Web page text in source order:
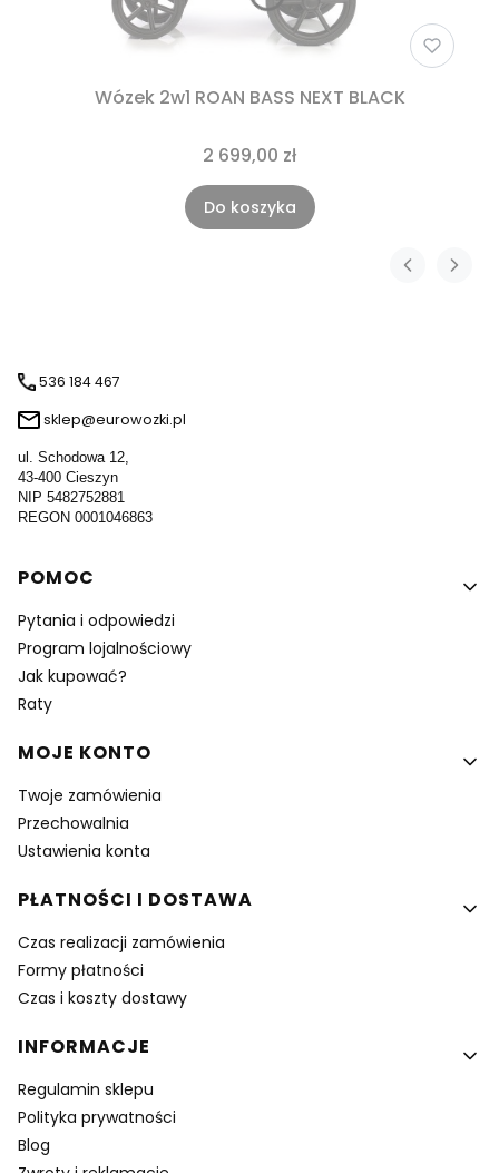
Wózek 2w1 ROAN BASS NEXT BLACK
2 699,00 zł
Do koszyka
536 184 467
sklep@eurowozki.pl
ul. Schodowa 12,
43-400 Cieszyn
NIP 5482752881
REGON 0001046863
Linki w stopce
POMOC
Pytania i odpowiedzi
Program lojalnościowy
Jak kupować?
Raty
MOJE KONTO
Twoje zamówienia
Przechowalnia
Ustawienia konta
PŁATNOŚCI I DOSTAWA
Czas realizacji zamówienia
Formy płatności
Czas i koszty dostawy
INFORMACJE
Regulamin sklepu
Polityka prywatności
Blog